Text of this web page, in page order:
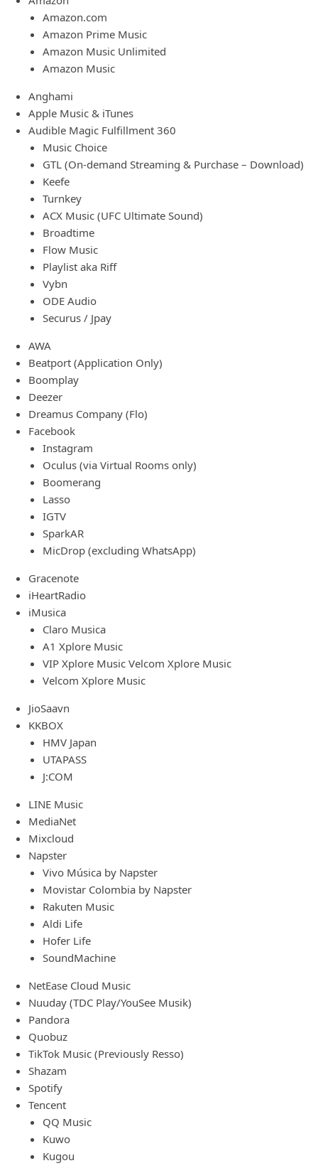
Amazon.com
Amazon Prime Music
Amazon Music Unlimited
Amazon Music
Anghami
Apple Music & iTunes
Audible Magic Fulfillment 360
Music Choice
GTL (On-demand Streaming & Purchase – Download)
Keefe
Turnkey
ACX Music (UFC Ultimate Sound)
Broadtime
Flow Music
Playlist aka Riff
Vybn
ODE Audio
Securus / Jpay
AWA
Beatport (Application Only)
Boomplay
Deezer
Dreamus Company (Flo)
Facebook
Instagram
Oculus (via Virtual Rooms only)
Boomerang
Lasso
IGTV
SparkAR
MicDrop (excluding WhatsApp)
Gracenote
iHeartRadio
iMusica
Claro Musica
A1 Xplore Music
VIP Xplore Music Velcom Xplore Music
Velcom Xplore Music
JioSaavn
KKBOX
HMV Japan
UTAPASS
J:COM
LINE Music
MediaNet
Mixcloud
Napster
Vivo Música by Napster
Movistar Colombia by Napster
Rakuten Music
Aldi Life
Hofer Life
SoundMachine
NetEase Cloud Music
Nuuday (TDC Play/YouSee Musik)
Pandora
Quobuz
TikTok Music (Previously Resso)
Shazam
Spotify
Tencent
QQ Music
Kuwo
Kugou